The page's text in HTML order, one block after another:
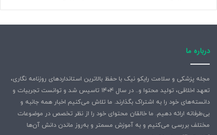
درباره ما
مجله پزشکی و سلامت رایکو نیک با حفظ بالاترین استانداردهای روزنامه نگاری،
تعهد اخلاقی، تولید محتوا و.. در سال ۱۴۰۴ تاسیس شد و توانست تجربیات و
دانسته‌های خود را به اشتراک بگذارند. ما تلاش می‌کنیم اخبار همه جانبه و
بی‌طرفانه ارائه دهیم. ما خالقان محتوای خود را از نظر تخصص در موضوعات
مختلف بررسی می‌کنیم و به آموزش مسمتر و به‌روز ماندن دانش آن‌ها